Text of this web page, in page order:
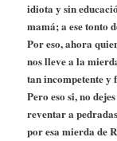
idiota y sin
mamá; a ese tonto
Por eso, ahora
nos lleve a la
tan incompetente y
Pero eso si, no
reventar a
por esa mierda de